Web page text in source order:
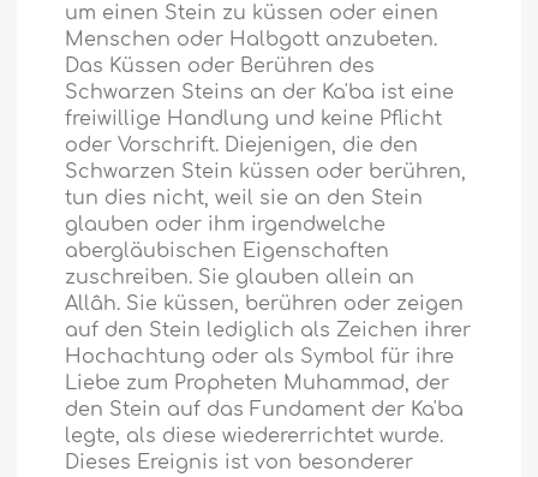
um einen Stein zu küssen oder einen
Menschen oder Halbgott anzubeten.
Das Küssen oder Berühren des
Schwarzen Steins an der Ka'ba ist eine
freiwillige Handlung und keine Pflicht
oder Vorschrift. Diejenigen, die den
Schwarzen Stein küssen oder berühren,
tun dies nicht, weil sie an den Stein
glauben oder ihm irgendwelche
abergläubischen Eigenschaften
zuschreiben. Sie glauben allein an
Allâh. Sie küssen, berühren oder zeigen
auf den Stein lediglich als Zeichen ihrer
Hochachtung oder als Symbol für ihre
Liebe zum Propheten Muhammad, der
den Stein auf das Fundament der Ka'ba
legte, als diese wiedererrichtet wurde.
Dieses Ereignis ist von besonderer